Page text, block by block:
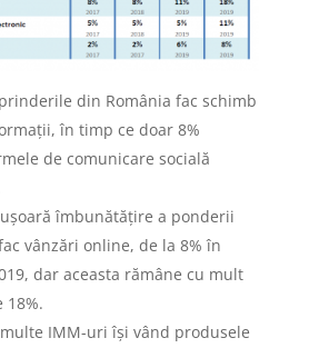
din România fac schimb
în timp ce doar 8%
de comunicare socială
îmbunătățire a ponderii
vânzări online, de la 8% în
dar aceasta rămâne cu mult
18%.
IMM-uri își vând produsele